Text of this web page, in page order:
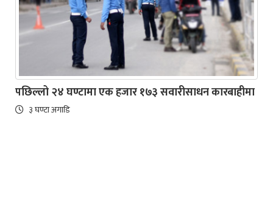
पछिल्लो २४ घण्टामा एक हजार १७३ सवारीसाधन कारबाहीमा
३ घण्टा अगाडि